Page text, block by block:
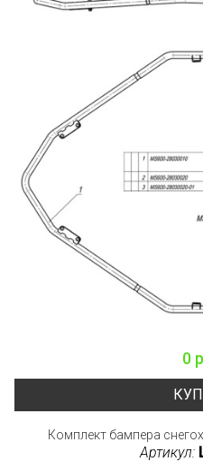
0
Комплект бампера
Артикул: